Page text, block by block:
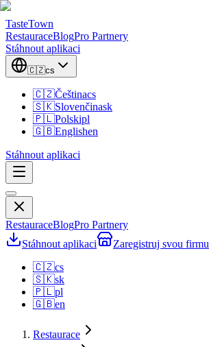
TasteTown
RestauraceBlogPro Partnery
Stáhnout aplikaci
🇨🇿cs
🇨🇿Češtinacs
🇸🇰Slovenčinask
🇵🇱Polskipl
🇬🇧Englishen
Stáhnout aplikaci
RestauraceBlogPro Partnery
Stáhnout aplikaci
Zaregistruj svou firmu
🇨🇿cs
🇸🇰sk
🇵🇱pl
🇬🇧en
Restaurace